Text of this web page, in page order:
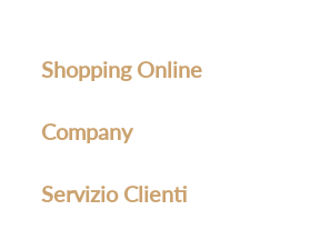
Shopping Online
Company
Servizio Clienti